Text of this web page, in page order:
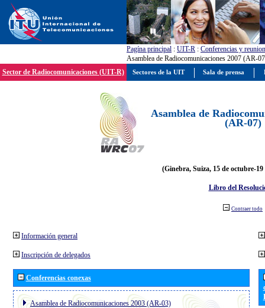
Pagína principal : UIT-R : Conferencias y
Asamblea de Radiocomunicaciones 2007 (AR-
Sector de Radiocomunicaciones (UIT-R)
Asamblea de
(AR-07)
(Ginebra, Suiza, 15 de octubre-19
Libro del
Contraer todo
Información general
Inscripción de delegados
Conferencias conexas
Asamblea de Radiocomunicaciones 2003 (AR-03)
Sectores de la UIT Sala de prensa